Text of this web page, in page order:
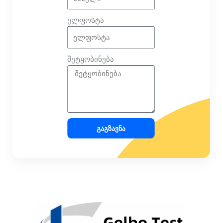
ელფოსტა
შეტყობინება
Გაგზავნა